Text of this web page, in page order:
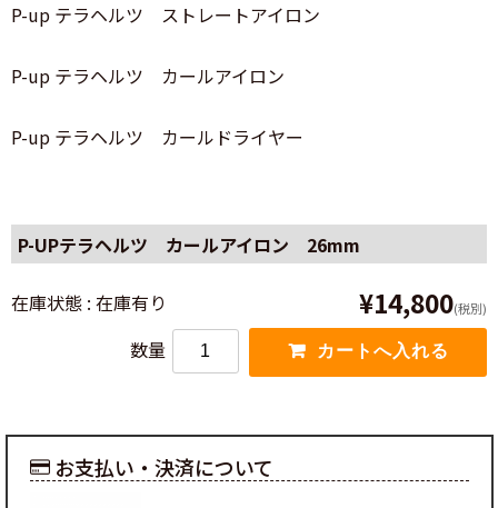
P-up テラヘルツ ストレートアイロン
P-up テラヘルツ カールアイロン
P-up テラヘルツ カールドライヤー
P-UPテラヘルツ カールアイロン 26mm
在庫状態 : 在庫有り ¥14,800(税別)
数量
お支払い・決済について